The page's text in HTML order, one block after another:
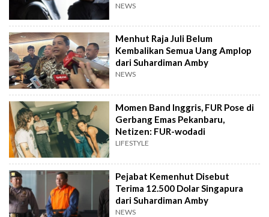
NEWS
Menhut Raja Juli Belum
Kembalikan Semua Uang Amplop
dari Suhardiman Amby
NEWS
Momen Band Inggris, FUR Pose di
Gerbang Emas Pekanbaru,
Netizen: FUR-wodadi
LIFESTYLE
Pejabat Kemenhut Disebut
Terima 12.500 Dolar Singapura
dari Suhardiman Amby
NEWS